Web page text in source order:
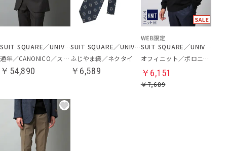
SUIT SQUARE／UNIVERSAL LANGUAGE
通年／CANONICO／スーツ
￥54,890
SUIT SQUARE／UNIVERSAL LANGUAGE
ふじやま織／ネクタイ
￥6,589
SUIT SQUARE／UNIVERSAL LANGUAGE
オフィニット／ポロニット
￥6,151
￥7,689